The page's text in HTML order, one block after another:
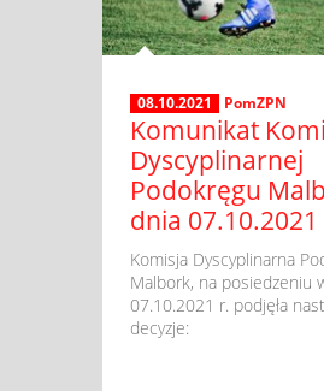
08.10.2021 PomZPN
Komunikat
Dyscyplinarnej
Podokręgu
dnia 07.10.2021
Komisja Dyscyplinarna
Malbork, na posiedzeniu
07.10.2021 r. podjęła
decyzje: